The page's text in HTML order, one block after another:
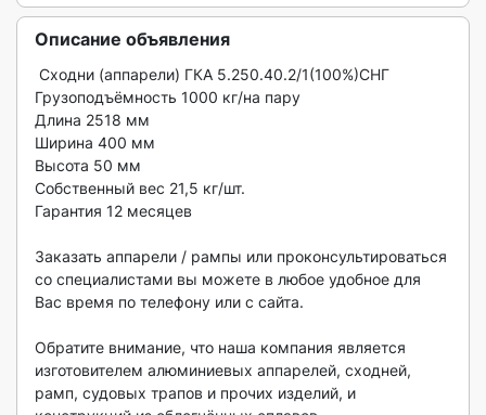
Описание объявления
Грузоподъёмность 1000 кг/на пару
Длина 2518 мм
Ширина 400 мм
Высота 50 мм
Собственный вес 21,5 кг/шт.
Гарантия 12 месяцев
Заказать аппарели / рампы или проконсультироваться
со специалистами вы можете в любое удобное для
Вас время по телефону или с сайта.
Обратите внимание, что наша компания является
изготовителем алюминиевых аппарелей, сходней,
рамп, судовых трапов и прочих изделий, и